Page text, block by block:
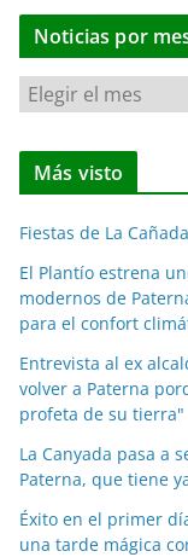
Noticias por
N
o
t
i
a
s
p
o
r
m
e
s
e
s
Más visto
Fiestas de La
El Plantío estrena
modernos de
para el confort
Entrevista al ex
volver a Paterna
profeta de su tierra"
La Canyada pasa a
Paterna, que tiene
Éxito en el primer
una tarde mágica